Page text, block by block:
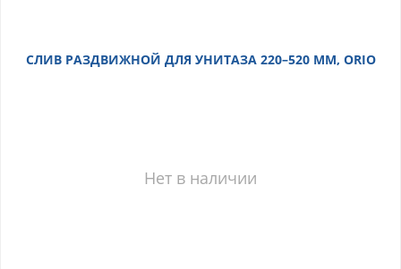
СЛИВ РАЗДВИЖНОЙ ДЛЯ УНИТАЗА 220–520 ММ, ORIO
Нет в наличии